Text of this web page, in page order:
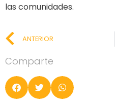
las comunidades.
ANTERIOR
Comparte